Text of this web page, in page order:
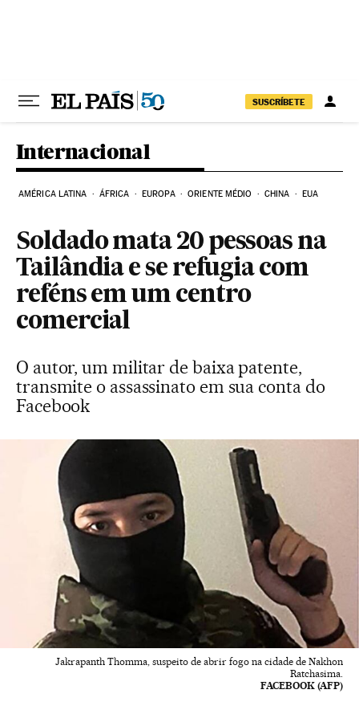
SUSCRÍBETE
Internacional
AMÉRICA LATINA ÁFRICA EUROPA ORIENTE MÉDIO CHINA EUA
Soldado mata 20 pessoas na
Tailândia e se refugia com
reféns em um centro
comercial
O autor, um militar de baixa patente,
transmite o assassinato em sua conta do
Facebook
Jakrapanth Thomma, suspeito de abrir fogo na cidade de Nakhon
Ratchasima.
FACEBOOK (AFP)